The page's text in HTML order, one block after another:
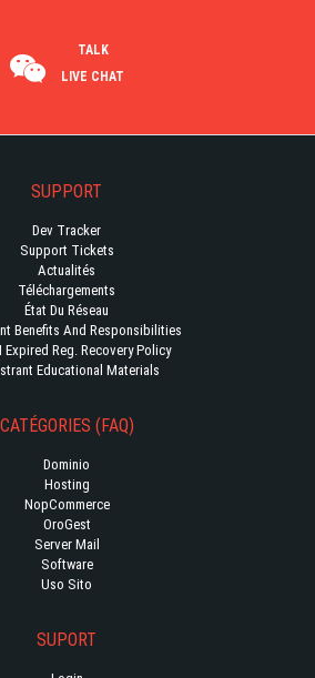
TALK
LIVE CHAT
SUPPORT
Dev Tracker
Support Tickets
Actualités
Téléchargements
État Du Réseau
Benefits And Responsibilities
Expired Reg. Recovery Policy
Educational Materials
CATÉGORIES (FAQ)
Dominio
Hosting
NopCommerce
OroGest
Server Mail
Software
Uso Sito
SUPORT